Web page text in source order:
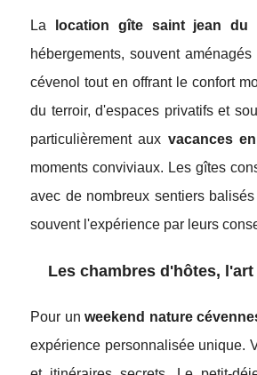
La location gîte saint jean du
hébergements, souvent
cévenol tout en offrant le confort
du terroir, d'espaces privatifs et
particulièrement aux vacances
moments conviviaux. Les gîtes
avec de nombreux sentiers
souvent l'expérience par leurs
Les chambres d'hôtes, l'art
Pour unweekend nature
expérience personnalisée unique.